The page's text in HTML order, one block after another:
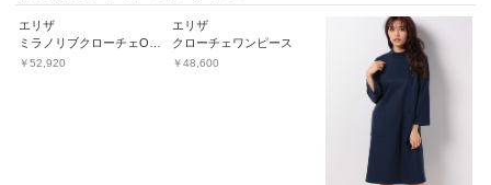
エリザ
￥52,920
エリザ
クローチェワンピース
￥48,600